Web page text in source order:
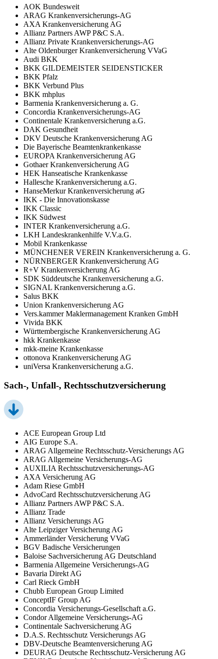
AOK Bundesweit
ARAG Krankenversicherungs-AG
AXA Krankenversicherung AG
Allianz Partners AWP P&C S.A.
Allianz Private Krankenversicherungs-AG
Alte Oldenburger Krankenversicherung VVaG
Audi BKK
BKK GILDEMEISTER SEIDENSTICKER
BKK Pfalz
BKK Verbund Plus
BKK mhplus
Barmenia Krankenversicherung a. G.
Concordia Krankenversicherungs-AG
Continentale Krankenversicherung a.G.
DAK Gesundheit
DKV Deutsche Krankenversicherung AG
Die Bayerische Beamtenkrankenkasse
EUROPA Krankenversicherung AG
Gothaer Krankenversicherung AG
HEK Hanseatische Krankenkasse
Hallesche Krankenversicherung a.G.
HanseMerkur Krankenversicherung aG
IKK - Die Innovationskasse
IKK Classic
IKK Südwest
INTER Krankenversicherung a.G.
LKH Landeskrankenhilfe V.V.a.G.
Mobil Krankenkasse
MÜNCHENER VEREIN Krankenversicherung a. G.
NÜRNBERGER Krankenversicherung AG
R+V Krankenversicherung AG
SDK Süddeutsche Krankenversicherung a.G.
SIGNAL Krankenversicherung a.G.
Salus BKK
Union Krankenversicherung AG
Vers.kammer Maklermanagement Kranken GmbH
Vivida BKK
Württembergische Krankenversicherung AG
hkk Krankenkasse
mkk-meine Krankenkasse
ottonova Krankenversicherung AG
uniVersa Krankenversicherung a.G.
Sach-, Unfall-, Rechtsschutzversicherung
ACE European Group Ltd
AIG Europe S.A.
ARAG Allgemeine Rechtsschutz-Versicherungs AG
ARAG Allgemeine Versicherungs-AG
AUXILIA Rechtsschutzversicherungs-AG
AXA Versicherung AG
Adam Riese GmbH
AdvoCard Rechtsschutzversicherung AG
Allianz Partners AWP P&C S.A.
Allianz Trade
Allianz Versicherungs AG
Alte Leipziger Versicherung AG
Ammerländer Versicherung VVaG
BGV Badische Versicherungen
Baloise Sachversicherung AG Deutschland
Barmenia Allgemeine Versicherungs-AG
Bavaria Direkt AG
Carl Rieck GmbH
Chubb European Group Limited
ConceptIF Group AG
Concordia Versicherungs-Gesellschaft a.G.
Condor Allgemeine Versicherungs-AG
Continentale Sachversicherung AG
D.A.S. Rechtsschutz Versicherungs AG
DBV-Deutsche Beamtenversicherung AG
DEURAG Deutsche Rechtsschutz-Versicherung AG